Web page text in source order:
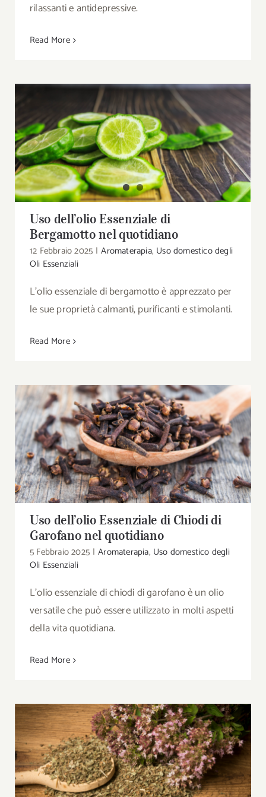
rilassanti e antidepressive.
Read More
Uso dell’olio Essenziale di Bergamotto nel
quotidiano
Uso dell’olio Essenziale di
Bergamotto nel quotidiano
12 Febbraio 2025 | Aromaterapia, Uso domestico degli
Oli Essenziali
L'olio essenziale di bergamotto è apprezzato per
le sue proprietà calmanti, purificanti e stimolanti.
Read More
Uso dell’olio Essenziale di Chiodi di Garofano
nel quotidiano
Uso dell’olio Essenziale di Chiodi di
Garofano nel quotidiano
5 Febbraio 2025 | Aromaterapia, Uso domestico degli
Oli Essenziali
L'olio essenziale di chiodi di garofano è un olio
versatile che può essere utilizzato in molti aspetti
della vita quotidiana.
Read More
Uso dell’olio Essenziale di Origano nel
quotidiano